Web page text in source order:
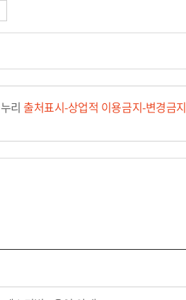
리 출처표시-상업적 이용금지-변경금지